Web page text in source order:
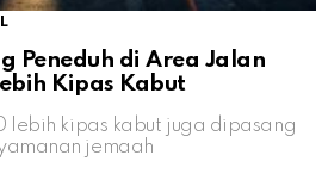
Peneduh di Area Jalan
Kipas Kabut
lebih kipas kabut juga dipasang
jemaah